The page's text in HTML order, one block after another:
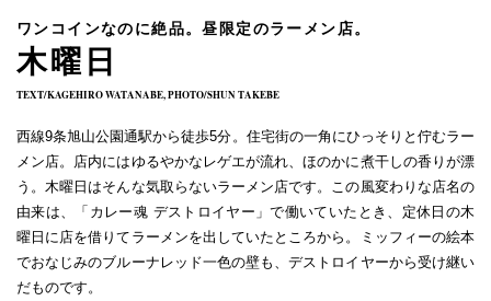
ワンコインなのに絶品。昼限定のラーメン店。
木曜日
TEXT/KAGEHIRO WATANABE, PHOTO/SHUN TAKEBE
西線9条旭山公園通駅から徒歩5分。住宅街の一角にひっそりと佇むラー
メン店。店内にはゆるやかなレゲエが流れ、ほのかに煮干しの香りが漂
う。木曜日はそんな気取らないラーメン店です。この風変わりな店名の
由来は、「カレー魂 デストロイヤー」で働いていたとき、定休日の木
曜日に店を借りてラーメンを出していたところから。ミッフィーの絵本
でおなじみのブルーナレッド一色の壁も、デストロイヤーから受け継い
だものです。